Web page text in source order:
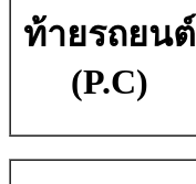
ท้ายรถยนต์
(P.C)